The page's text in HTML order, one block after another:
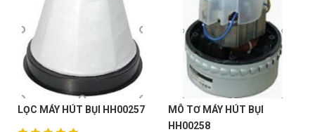
LỌC MÁY HÚT BỤI HH00257
MÔ TƠ MÁY HÚT BỤI
HH00258